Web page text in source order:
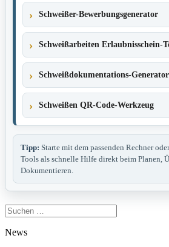
Schweißer-Bewerbungsgenerator
Schweißarbeiten Erlaubnisschein-
Schweißdokumentations-Generator
Schweißen QR-Code-Werkzeug
Tipp: Starte mit dem passenden Rechner
Tools als schnelle Hilfe direkt beim Planen,
Dokumentieren.
Suchen
nach:
News